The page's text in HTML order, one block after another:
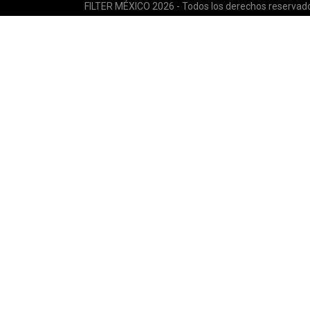
FILTER MÉXICO 2026 - Todos los derechos